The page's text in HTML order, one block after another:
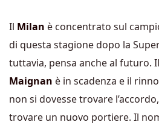
Il Milan è concentrato sul
di questa stagione dopo la
tuttavia, pensa anche al futuro.
Maignan è in scadenza e il
non si dovesse trovare
trovare un nuovo portiere. Il